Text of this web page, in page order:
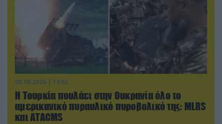
08.08.2026 | 14:02
Η Τουρκία πουλάει στην Ουκρανία όλο το
αμερικανικό πυραυλικό πυροβολικό της: MLRS
και ΑΤΑCMS